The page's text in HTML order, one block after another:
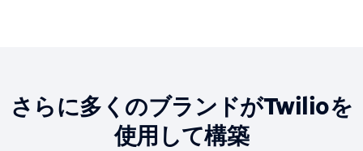
さらに多くのブランドがTwilioを
使用して構築